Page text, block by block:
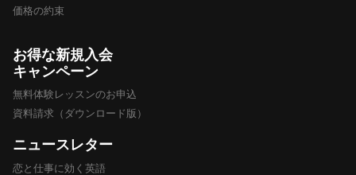
価格の約束
お得な新規入会
キャンペーン
無料体験レッスンのお申込
資料請求（ダウンロード版）
ニュースレター
恋と仕事に効く英語